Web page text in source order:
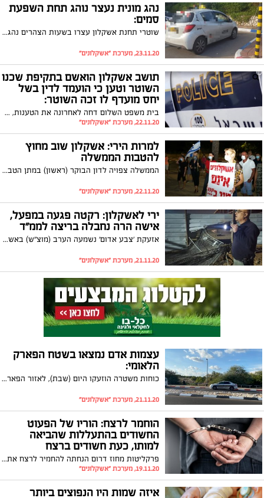
נהג מונית נעצר נוהג תחת השפעת
סמים:
שוטרי תחנת אשקלון עצרו בשעות הצהרים נהג מונית בחשד שנהג תחת השפעת סמים. רישיונו של הנהג נפסל ל-30 יום
23.11.20, מערכת "אשקלונים"
תושב אשקלון הואשם בתקיפת שכנו
השוטר וטען כי הועמד לדין בשל
יחס מועדף לו זכה השוטר:
בית משפט השלום דחה לאחרונה את הטענות, אולם מתח ביקורת חריפה על האופן שבו המשטרה ניהלה את חקירת האירוע
22.11.20, מערכת "אשקלונים"
למרות הירי: אשקלון שוב מחוץ
להטבות הממשלה
הממשלה צפויה לדון הבוקר (ראשון) במתן הטבות ליישובי עוטף עזה ובתכנית חוסן ליישובים על רקע המצב הביטחוני. העיר אשקלון שוב נותרה מחוץ לדיון
22.11.20, מערכת "אשקלונים"
ירי לאשקלון: רקטה פגעה במפעל,
אישה הרה נחבלה בריצה לממ"ד
אזעקת 'צבע אדום' נשמעה הערב (מוצ"ש) באשקלון. רקטה אחת נורתה לעבר העיר ופגעה במפעל באזור התעשייה הדרומי. בתוך כך, אישה בהריון נחבלה כאשר רצה לממ"ד ואושפזה בביה"ח ברזילי
21.11.20, מערכת "אשקלונים"
עצמות אדם נמצאו בשטח הפארק
הלאומי:
כוחות משטרה הוזעקו היום (שבת), לאזור הפארק הלאומי. זאת לאחר שהתקבל דיווח כי נמצאו במקום עצמות אדם. המשטרה פתחה בחקירה
21.11.20, מערכת "אשקלונים"
הוחמר לרצח: הוריו של הפעוט
החשודים בהתעללות שהביאה
למותו, כעת חשודים ברצח
פרקליטות מחוז דרום הנחתה להחמיר לרצח את החשד נגד הורי הפעוט בן ה-4 חודשים שמת השבוע מפצעיו בבית החולים ברזילי באשקלון. כך נודע היום (חמישי), כאשר הוחלט גם להעביר את גופתו של התינוק לנתיחה
19.11.20, מערכת "אשקלונים"
איזה שמות היו הנפוצים ביותר